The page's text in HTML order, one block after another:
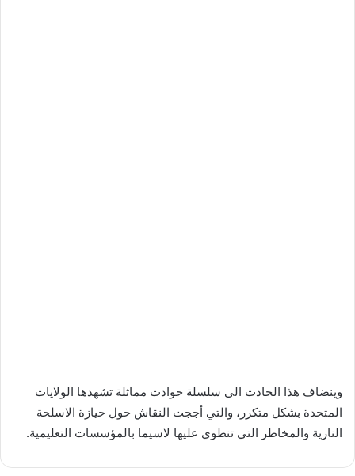
وينضاف هذا الحادث الى سلسلة حوادث مماثلة تشهدها الولايات
المتحدة بشكل متكرر، والتي أججت النقاش حول حيازة الاسلحة
النارية والمخاطر التي تنطوي عليها لاسيما بالمؤسسات التعليمية.